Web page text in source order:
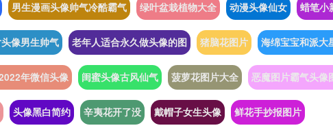
男生漫画头像帅气冷酷霸气 绿叶盆栽植物大全 动漫头像仙女 蜡笔小
像男生帅气 老年人适合永久做头像的图 猪脑花图片 海绵宝宝和派大
年微信头像 闺蜜头像古风仙气 菠萝花图片大全 恶魔图片霸气头像
头像黑白简约 辛夷花开了没 戴帽子女生头像 鲜花手抄报图片